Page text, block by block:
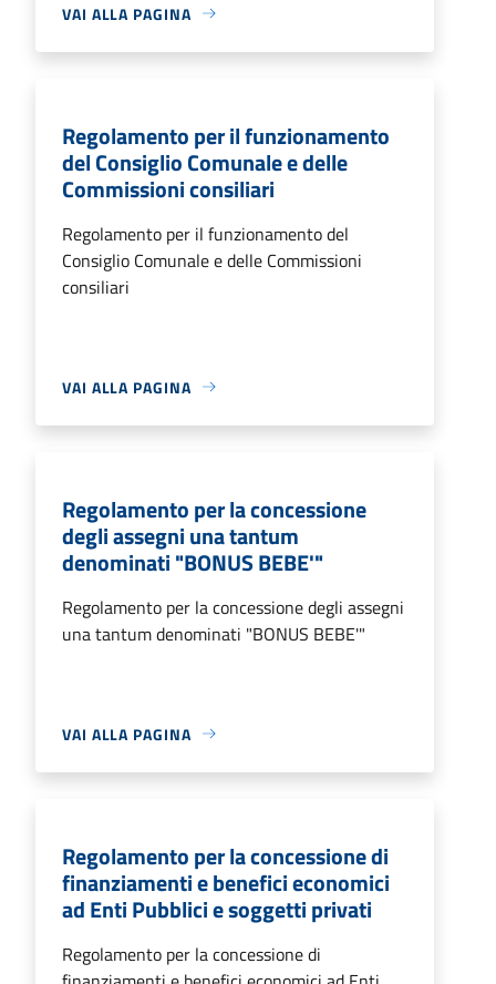
VAI ALLA PAGINA
Regolamento per il funzionamento
del Consiglio Comunale e delle
Commissioni consiliari
Regolamento per il funzionamento del
Consiglio Comunale e delle Commissioni
consiliari
VAI ALLA PAGINA
Regolamento per la concessione
degli assegni una tantum
denominati "BONUS BEBE'"
Regolamento per la concessione degli assegni
una tantum denominati "BONUS BEBE'"
VAI ALLA PAGINA
Regolamento per la concessione di
finanziamenti e benefici economici
ad Enti Pubblici e soggetti privati
Regolamento per la concessione di